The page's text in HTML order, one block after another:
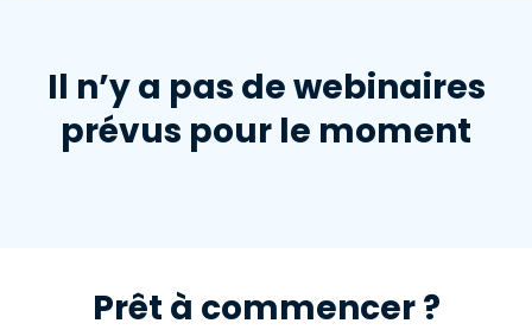
Il n’y a pas de webinaires
prévus pour le moment
Prêt à commencer ?